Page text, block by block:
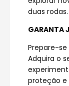
duas rodas.
GARANTA
Prepare-
Adquira o
proteção